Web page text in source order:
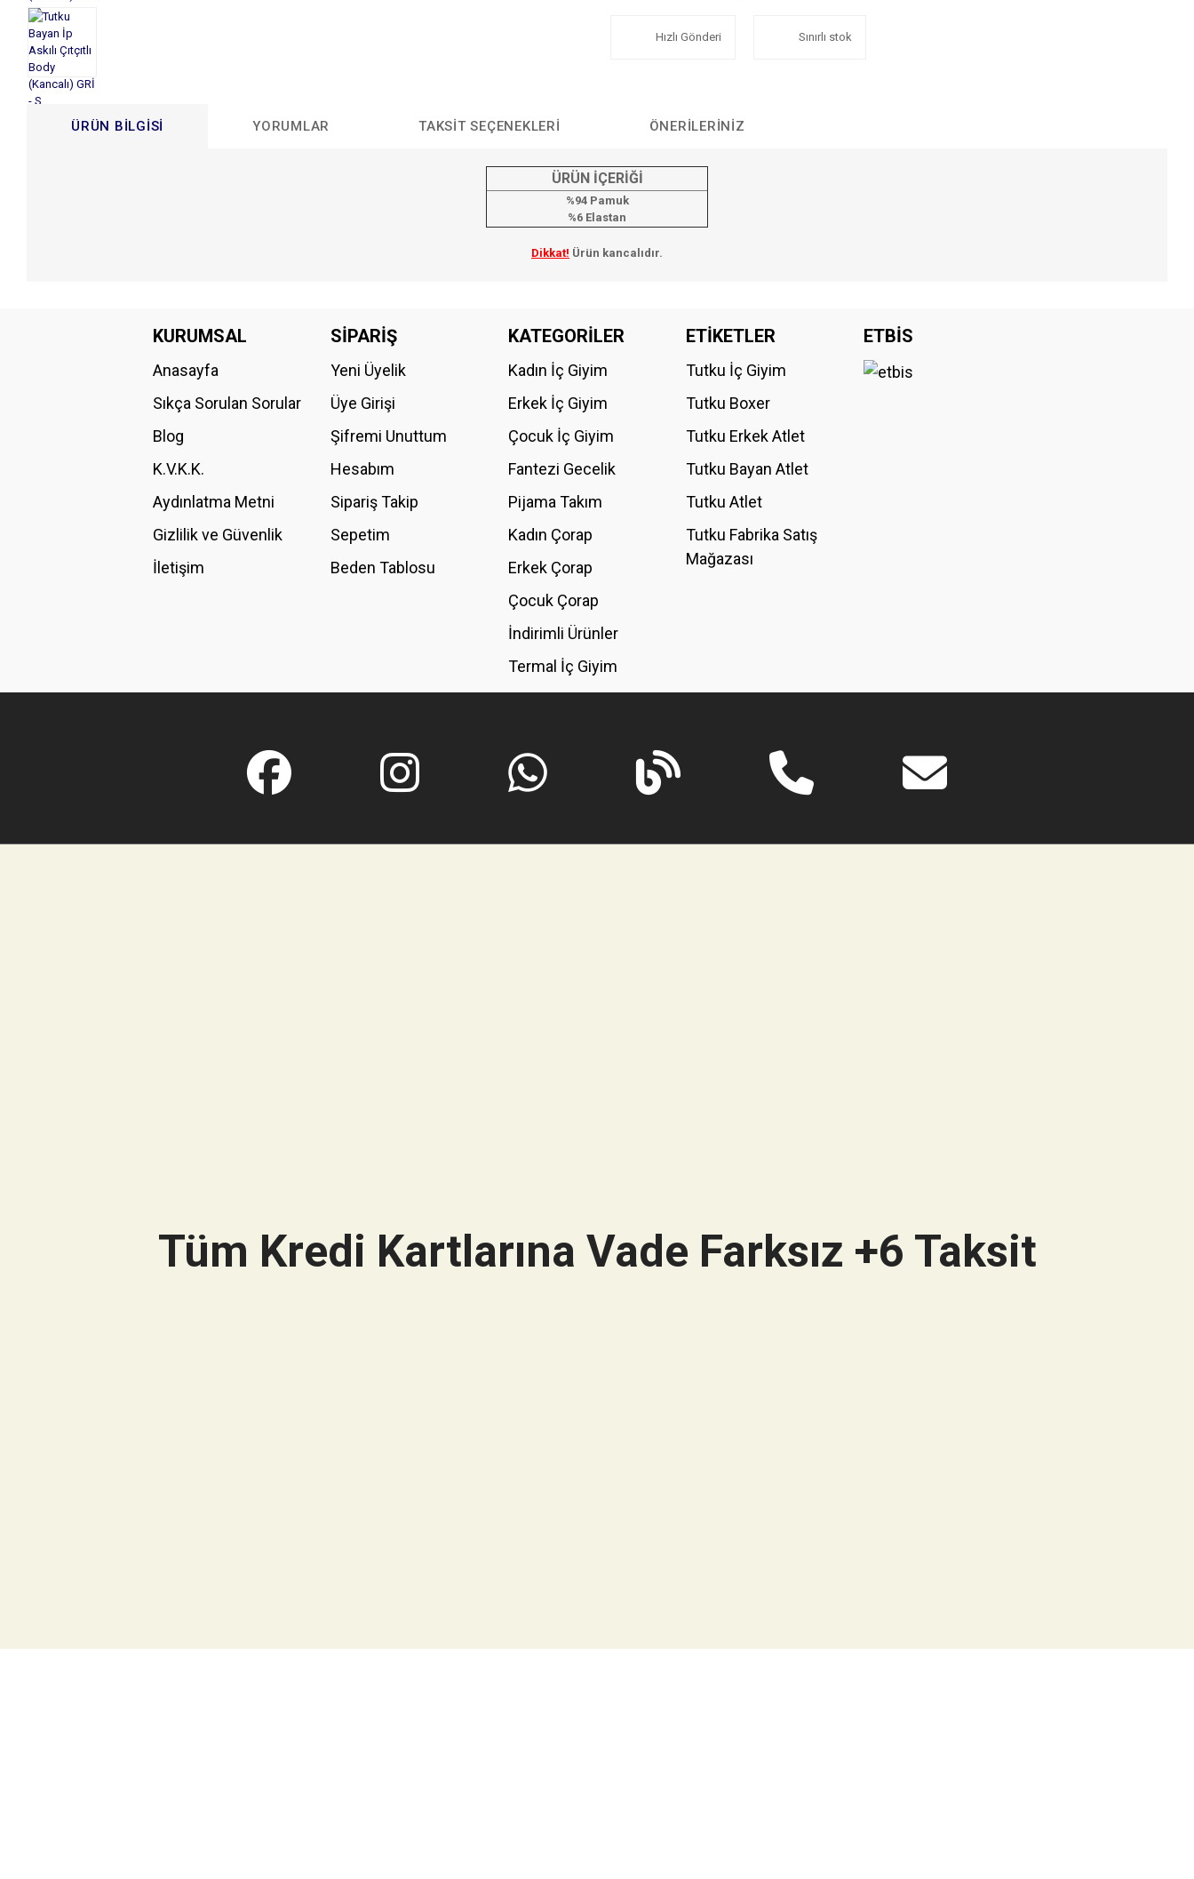
Hızlı Gönderi Sınırlı stok
ÜRÜN BILGISI YORUMLAR TAKSIT SEÇENEKLERI ÖNERILERINIZ
ÜRÜN İÇERİĞİ
%94 Pamuk
%6 Elastan
Dikkat! Ürün kancalıdır.
Bu ürüne ilk yorumu siz yapın!
Ürün resmi kalitesiz, bozuk veya görüntülenemiyor.
Ürün açıklamasında eksik bilgiler bulunuyor.
Ürün fiyatı diğer sitelerden daha pahalı.
Bu ürüne benzer farklı alternatifler olmalı.
KURUMSAL
Anasayfa
Sıkça Sorulan Sorular
Blog
K.V.K.K.
Aydınlatma Metni
Gizlilik ve Güvenlik
İletişim
SİPARİŞ
Yeni Üyelik
Üye Girişi
Şifremi Unuttum
Hesabım
Sipariş Takip
Sepetim
Beden Tablosu
KATEGORİLER
Kadın İç Giyim
Erkek İç Giyim
Çocuk İç Giyim
Fantezi Gecelik
Pijama Takım
Kadın Çorap
Erkek Çorap
Çocuk Çorap
İndirimli Ürünler
Termal İç Giyim
ETİKETLER
Tutku İç Giyim
Tutku Boxer
Tutku Erkek Atlet
Tutku Bayan Atlet
Tutku Atlet
Tutku Fabrika Satış
Mağazası
ETBİS
Tüm Kredi Kartlarına Vade Farksız +6 Taksit